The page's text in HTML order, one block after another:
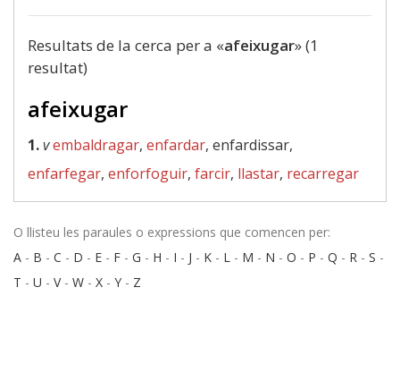
Resultats de la cerca per a «afeixugar» (1
resultat)
afeixugar
1.vembaldragar, enfardar, enfardissar,
enfarfegar, enforfoguir, farcir, llastar, recarregar
O llisteu les paraules o expressions que comencen per:
A - B - C - D - E - F - G - H - I - J - K - L - M - N - O - P - Q - R - S -
T - U - V- W - X - Y - Z